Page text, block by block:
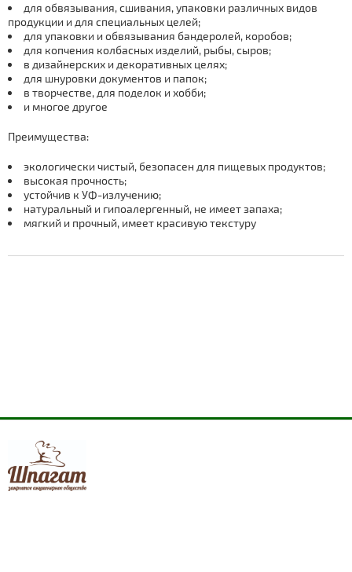
для обвязывания, сшивания, упаковки различных видов
продукции и для специальных целей;
для упаковки и обвязывания бандеролей, коробов;
для копчения колбасных изделий, рыбы, сыров;
в дизайнерских и декоративных целях;
для шнуровки документов и папок;
в творчестве, для поделок и хобби;
и многое другое
Преимущества:
экологически чистый, безопасен для пищевых продуктов;
высокая прочность;
устойчив к УФ-излучению;
натуральный и гипоалергенный, не имеет запаха;
мягкий и прочный, имеет красивую текстуру